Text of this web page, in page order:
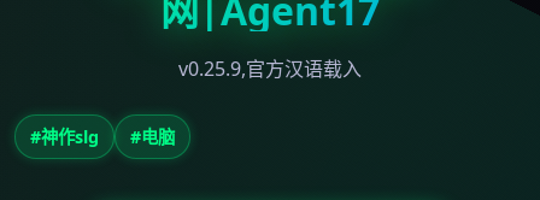
v0.25.9,官方汉语载入
#神作slg #电脑